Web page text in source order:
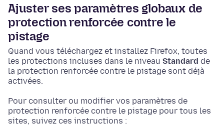
Ajuster ses paramètres globaux de
protection renforcée contre le
pistage
Quand vous téléchargez et installez Firefox, toutes
les protections incluses dans le niveau Standard de
la protection renforcée contre le pistage sont déjà
activées.
Pour consulter ou modifier vos paramètres de
protection renforcée contre le pistage pour tous les
sites, suivez ces instructions :